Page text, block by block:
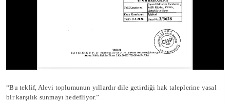
“Bu teklif, Alevi toplumunun yıllardır dile getirdiği hak taleplerine yasal
bir karşılık sunmayı hedefliyor.”